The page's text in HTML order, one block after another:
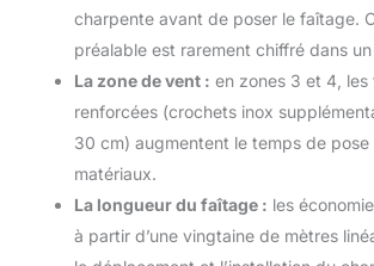
charpente avant de poser le faîtage.
préalable est rarement chiffré dans
La zone de vent : en zones 3 et 4, les
renforcées (crochets inox
30 cm) augmentent le temps de
matériaux.
La longueur du faîtage : les
à partir d’une vingtaine de mètres